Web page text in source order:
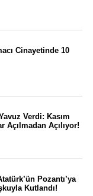
Cinayetinde 10
Verdi: Kasım
Açılmadan Açılıyor!
Pozantı’ya
Kutlandı!